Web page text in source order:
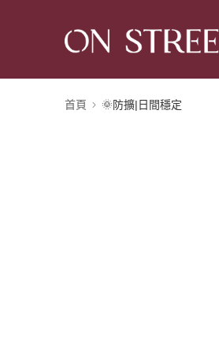
首頁 🌞防擴|日間穩定